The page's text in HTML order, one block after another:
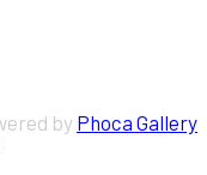
by Phoca Gallery